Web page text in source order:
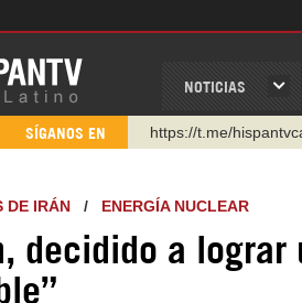
NOTICIAS
SÍGANOS EN
https://t.me/
WhatsApp y Viber:
https://
DE IRÁN / ENERGÍA NUCLEAR
decidido a lograr